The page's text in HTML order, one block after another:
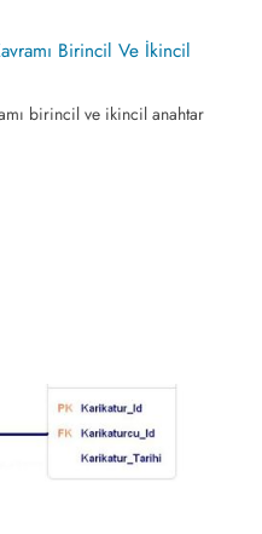
Birincil Ve İkincil
birincil ve ikincil anahtar